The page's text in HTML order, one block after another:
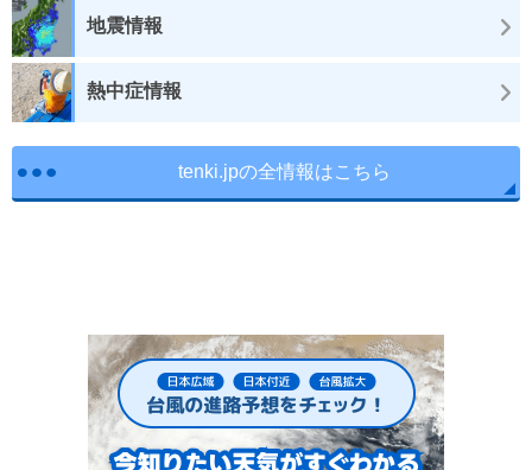
地震情報
熱中症情報
tenki.jpの全情報はこちら